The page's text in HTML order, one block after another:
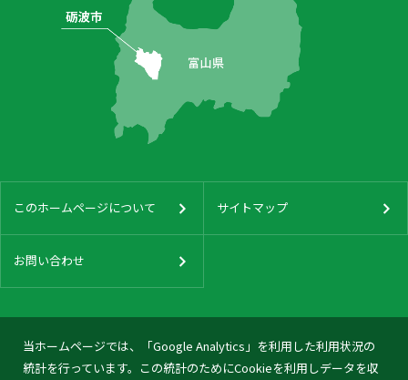
当ホームページでは、「Google Analytics」を利用した利用状況の
統計を行っています。この統計のためにCookieを利用しデータを収
このホームページについて サイトマップ
お問い合わせ